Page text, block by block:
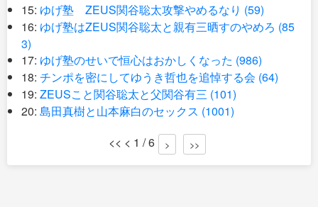
15: ゆげ塾 ZEUS関谷聡太攻撃やめるなり (59)
16: ゆげ塾はZEUS関谷聡太と親有三晒すのやめろ (85
3)
17: ゆげ塾のせいで恒心はおかしくなった (986)
18: チンポを密にしてゆうき哲也を追悼する会 (64)
19: ZEUSこと関谷聡太と父関谷有三 (101)
20: 島田真樹と山本麻白のセックス (1001)
<< < 1 / 6
> >>